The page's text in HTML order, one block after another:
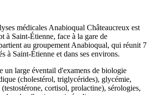
médicales Anabioqual Châteaucreux est
à Saint-Étienne, face à la gare de
au groupement Anabioqual, qui réunit 7
à Saint-Étienne et dans ses environs.
un large éventail d'examens de biologie
(cholestérol, triglycérides), glycémie,
cortisol, prolactine), sérologies,